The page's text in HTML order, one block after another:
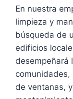
En nuestra
limpieza y
búsqueda de
edificios
desempeñará
comunidades,
de ventanas,